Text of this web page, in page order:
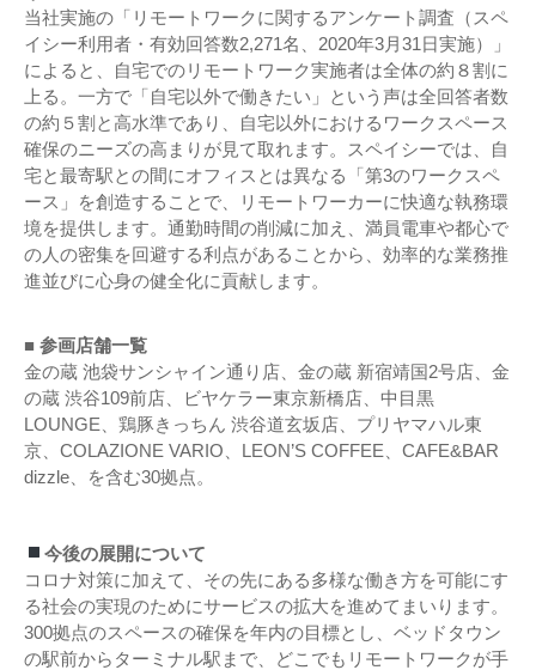
当社実施の「リモートワークに関するアンケート調査（スペ
イシー利用者・有効回答数2,271名、2020年3月31日実施）」
によると、自宅でのリモートワーク実施者は全体の約８割に
上る。一方で「自宅以外で働きたい」という声は全回答者数
の約５割と高水準であり、自宅以外におけるワークスペース
確保のニーズの高まりが見て取れます。スペイシーでは、自
宅と最寄駅との間にオフィスとは異なる「第3のワークスペ
ース」を創造することで、リモートワーカーに快適な執務環
境を提供します。通勤時間の削減に加え、満員電車や都心で
の人の密集を回避する利点があることから、効率的な業務推
進並びに心身の健全化に貢献します。
■ 参画店舗一覧
金の蔵 池袋サンシャイン通り店、金の蔵 新宿靖国2号店、金
の蔵 渋谷109前店、ビヤケラー東京新橋店、中目黒
LOUNGE、鶏豚きっちん 渋谷道玄坂店、プリヤマハル東
京、COLAZIONE VARIO、LEON’S COFFEE、CAFE&BAR
dizzle、を含む30拠点。
今後の展開について
コロナ対策に加えて、その先にある多様な働き方を可能にす
る社会の実現のためにサービスの拡大を進めてまいります。
300拠点のスペースの確保を年内の目標とし、ベッドタウン
の駅前からターミナル駅まで、どこでもリモートワークが手